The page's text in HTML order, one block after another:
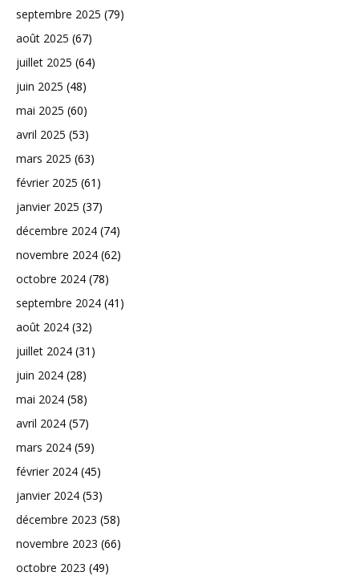
septembre 2025 (79)
août 2025 (67)
juillet 2025 (64)
juin 2025 (48)
mai 2025 (60)
avril 2025 (53)
mars 2025 (63)
février 2025 (61)
janvier 2025 (37)
décembre 2024 (74)
novembre 2024 (62)
octobre 2024 (78)
septembre 2024 (41)
août 2024 (32)
juillet 2024 (31)
juin 2024 (28)
mai 2024 (58)
avril 2024 (57)
mars 2024 (59)
février 2024 (45)
janvier 2024 (53)
décembre 2023 (58)
novembre 2023 (66)
octobre 2023 (49)